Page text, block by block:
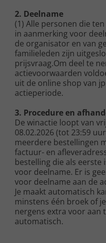
2. Deelname
(1) Alle personen die
in aanmerking voor
de organisator en van
familieleden zijn
prijsvraag.Om deel te
actievoorwaarden
uit de online shop van
actieperiode.
3. Procedure en
De winactie loopt van
08.02.2026 (tot 23:59
meerdere bestellingen
factuur- en
bestelling die als eerste
voor deelname. Er is
voor deelname aan de
Je maakt automatisch
minstens één broek of
nergens extra voor aan
automatisch.